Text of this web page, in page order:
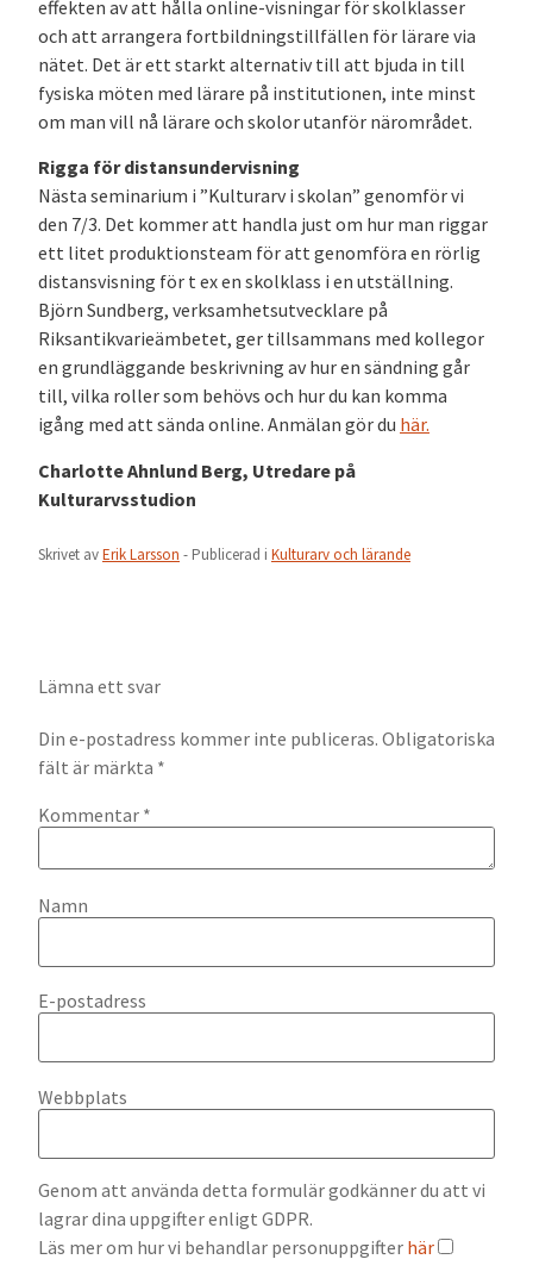
effekten av att hålla online-visningar för skolklasser
och att arrangera fortbildningstillfällen för lärare via
nätet. Det är ett starkt alternativ till att bjuda in till
fysiska möten med lärare på institutionen, inte minst
om man vill nå lärare och skolor utanför närområdet.
Rigga för distansundervisning
Nästa seminarium i ”Kulturarv i skolan” genomför vi
den 7/3. Det kommer att handla just om hur man riggar
ett litet produktionsteam för att genomföra en rörlig
distansvisning för t ex en skolklass i en utställning.
Björn Sundberg, verksamhetsutvecklare på
Riksantikvarieämbetet, ger tillsammans med kollegor
en grundläggande beskrivning av hur en sändning går
till, vilka roller som behövs och hur du kan komma
igång med att sända online. Anmälan gör du här.
Charlotte Ahnlund Berg, Utredare på
Kulturarvsstudion
Skrivet avErik Larsson - Publicerad i Kulturarv och lärande
Lämna ett svar
Din e-postadress kommer inte publiceras. Obligatoriska
fält är märkta *
Kommentar *
Namn
E-postadress
Webbplats
Genom att använda detta formulär godkänner du att vi
lagrar dina uppgifter enligt GDPR.
Läs mer om hur vi behandlar personuppgifter här